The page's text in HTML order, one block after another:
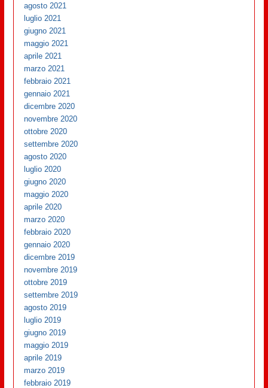
agosto 2021
luglio 2021
giugno 2021
maggio 2021
aprile 2021
marzo 2021
febbraio 2021
gennaio 2021
dicembre 2020
novembre 2020
ottobre 2020
settembre 2020
agosto 2020
luglio 2020
giugno 2020
maggio 2020
aprile 2020
marzo 2020
febbraio 2020
gennaio 2020
dicembre 2019
novembre 2019
ottobre 2019
settembre 2019
agosto 2019
luglio 2019
giugno 2019
maggio 2019
aprile 2019
marzo 2019
febbraio 2019